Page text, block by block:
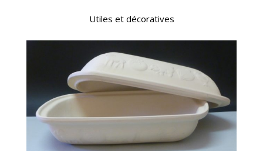
Utiles et décoratives